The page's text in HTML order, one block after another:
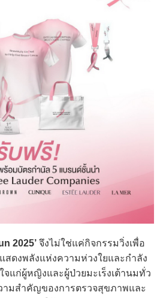
2025’ จึงไม่ใช่แค่กิจกรรมวิ่งเพื่อ
สดงพลังแห่งความห่วงใยและกำลัง
จแก่ผู้หญิงและผู้ป่วยมะเร็งเต้านมทั่ว
ามสำคัญของการตรวจสุขภาพและ